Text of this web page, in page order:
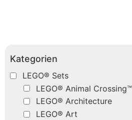
Kategorien
LEGO® Sets
LEGO® Animal Crossing™
LEGO® Architecture
LEGO® Art